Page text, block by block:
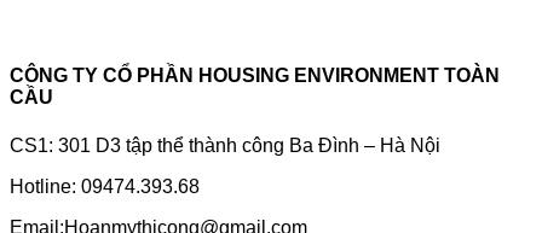
CÔNG TY CỔ PHẦN HOUSING ENVIRONMENT TOÀN
CẦU
CS1: 301 D3 tập thể thành công Ba Đình – Hà Nội
Hotline: 09474.393.68
Email:Hoanmythicong@gmail.com